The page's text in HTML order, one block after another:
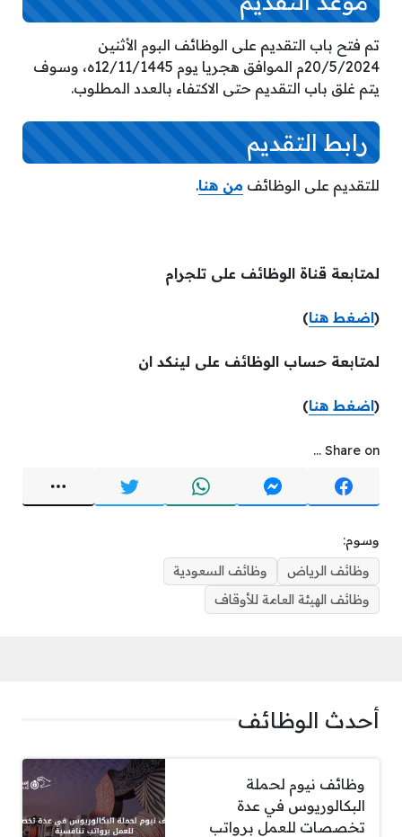
تم فتح باب التقديم على الوظائف البوم الأثنين
20/5/2024م الموافق هجريا يوم 12/11/1445ه، وسوف
يتم غلق باب التقديم حتى الاكتفاء بالعدد المطلوب.
رابط التقديم
للتقديم على الوظائف من هنا.
لمتابعة قناة الوظائف على تلجرام
(اضغط هنا)
لمتابعة حساب الوظائف على لينكد ان
(اضغط هنا)
Share on ...
وسوم:
وظائف الرياض
وظائف السعودية
وظائف الهيئة العامة للأوقاف
أحدث الوظائف
وظائف نيوم لحملة
البكالوريوس في عدة
تخصصات للعمل برواتب